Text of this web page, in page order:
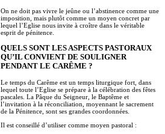
On ne doit pas vivre le jeûne ou l’abstinence comme une
imposition, mais plutôt comme un moyen concret par
lequel l’Eglise nous invite à croître dans le véritable
esprit de pénitence.
QUELS SONT LES ASPECTS PASTORAUX
QU’IL CONVIENT DE SOULIGNER
PENDANT LE CARÊME ?
Le temps du Carême est un temps liturgique fort, dans
lequel toute l’Eglise se prépare à la célébration des fêtes
pascales. La Pâque du Seigneur, le Baptême et
l’invitation à la réconciliation, moyennant le sacrement
de la Pénitence, sont ses grandes coordonnées.
Il est conseillé d’utiliser comme moyen pastoral :